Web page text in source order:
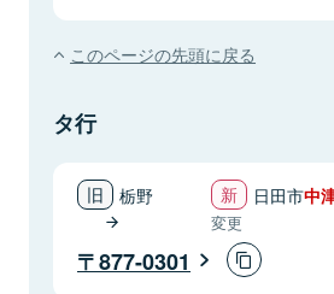
このページの先頭に戻る
タ行
栃野 日田市中
変更
877-0301